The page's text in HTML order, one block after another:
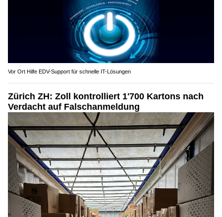
Vor Ort Hilfe EDV-Support für schnelle IT-Lösungen
Zürich ZH: Zoll kontrolliert 1'700 Kartons nach
Verdacht auf Falschanmeldung